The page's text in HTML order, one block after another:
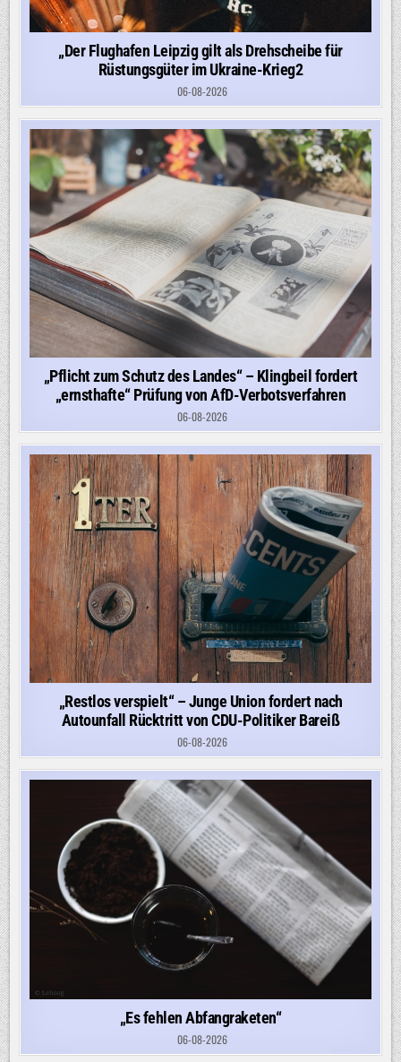
„Der Flughafen Leipzig gilt als Drehscheibe für
Rüstungsgüter im Ukraine-Krieg2
06-08-2026
„Pflicht zum Schutz des Landes“ – Klingbeil fordert
„ernsthafte“ Prüfung von AfD-Verbotsverfahren
06-08-2026
„Restlos verspielt“ – Junge Union fordert nach
Autounfall Rücktritt von CDU-Politiker Bareiß
06-08-2026
„Es fehlen Abfangraketen“
06-08-2026